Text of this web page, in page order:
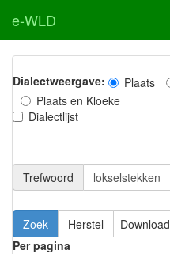
e-WLD
Dialectweergave: Plaats
Plaats en Kloeke
Dialectlijst
Trefwoord
Download
Per pagina